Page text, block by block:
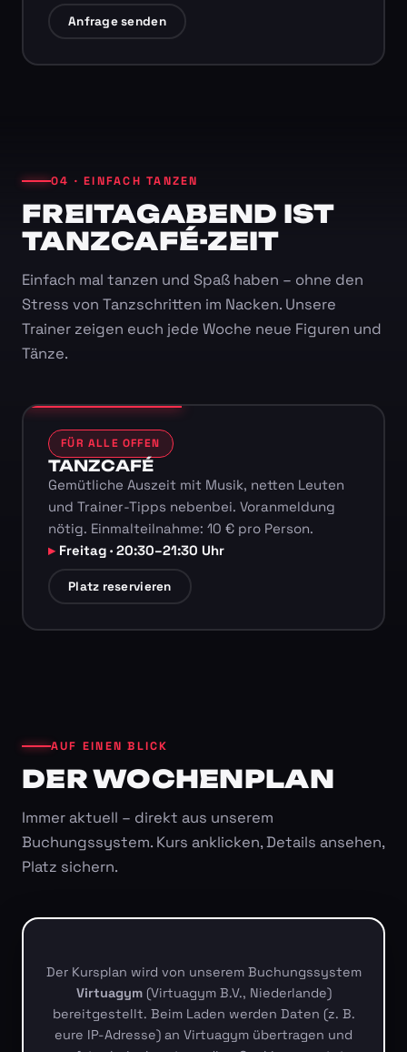
Anfrage senden
04 · EINFACH TANZEN
FREITAGABEND IST
TANZCAFÉ-ZEIT
Einfach mal tanzen und Spaß haben – ohne den
Stress von Tanzschritten im Nacken. Unsere
Trainer zeigen euch jede Woche neue Figuren und
Tänze.
FÜR ALLE OFFEN
TANZCAFÉ
Gemütliche Auszeit mit Musik, netten Leuten
und Trainer-Tipps nebenbei. Voranmeldung
nötig. Einmalteilnahme: 10 € pro Person.
Freitag · 20:30–21:30 Uhr
Platz reservieren
AUF EINEN BLICK
DER WOCHENPLAN
Immer aktuell – direkt aus unserem
Buchungssystem. Kurs anklicken, Details ansehen,
Platz sichern.
Der Kursplan wird von unserem Buchungssystem
Virtuagym(Virtuagym B.V., Niederlande)
bereitgestellt. Beim Laden werden Daten (z. B.
eure IP-Adresse) an Virtuagym übertragen und